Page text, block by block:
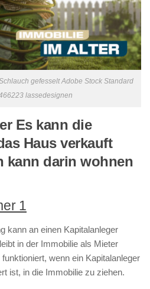
gefesselt Adobe Stock Standard
lassedesignen
Es kann die
Haus verkauft
kann darin wohnen
1
kann an einen Kapitalanleger
in der Immobilie als Mieter
wenn ein Kapitalanleger
ist, in die Immobilie zu ziehen.